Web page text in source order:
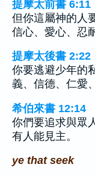
提摩太前書 6:11
但你這屬神的人
信心、愛心、忍
提摩太後書 2:22
你要逃避少年的
義、信德、仁愛
希伯來書 12:14
你們要追求與眾
有人能見主。
ye that seek